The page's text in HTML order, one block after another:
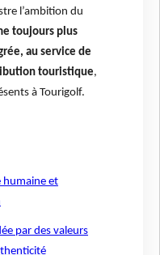
l’ambition du
toujours plus
au service de
touristique,
à Tourigolf.
humaine et
par des valeurs